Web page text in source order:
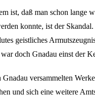
ist, daß man schon lange
konnte, ist der
geistliches
war doch Gnadau einst der
Gnadau versammelten
und sich eine weitere